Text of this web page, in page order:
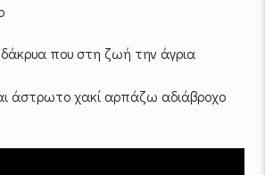
που στη ζωή την άγρια
άστρωτο χακί αρπάζω αδιάβροχο